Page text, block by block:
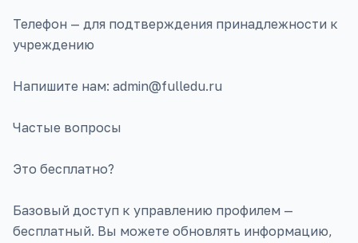
Телефон — для подтверждения принадлежности к
учреждению
Напишите нам: admin@fulledu.ru
Частые вопросы
Это бесплатно?
Базовый доступ к управлению профилем —
бесплатный. Вы можете обновлять информацию,